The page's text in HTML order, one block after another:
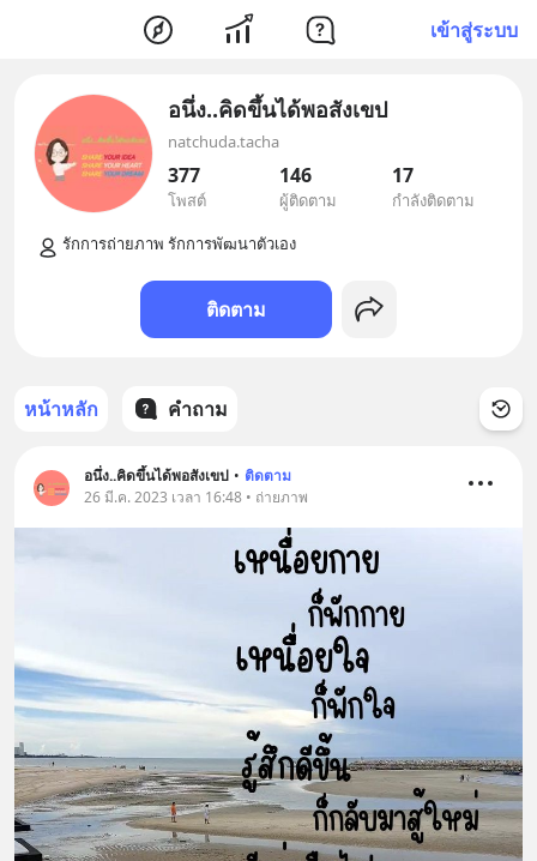
เข้าสู่ระบบ
อนึ่ง..คิดขึ้นได้พอสังเขป
natchuda.tacha
377
โพสต์
146
ผู้ติดตาม
17
กำลังติดตาม
ติดตาม
หน้าหลัก คำถาม
อนึ่ง..คิดขึ้นได้พอสังเขป • ติดตาม
26 มี.ค. 2023 เวลา 16:48 • ถ่ายภาพ